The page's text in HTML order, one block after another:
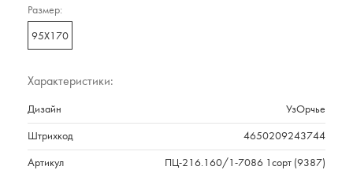
Размер:
95Х170
Характеристики:
Дизайн УзОрчье
Штрихкод 4650209243744
Артикул ПЦ-216.160/1-7086 1сорт (9387)